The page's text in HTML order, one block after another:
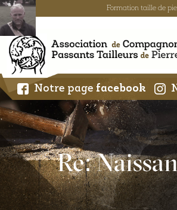
Formation taille de
to
content
Notre page facebook
Re: